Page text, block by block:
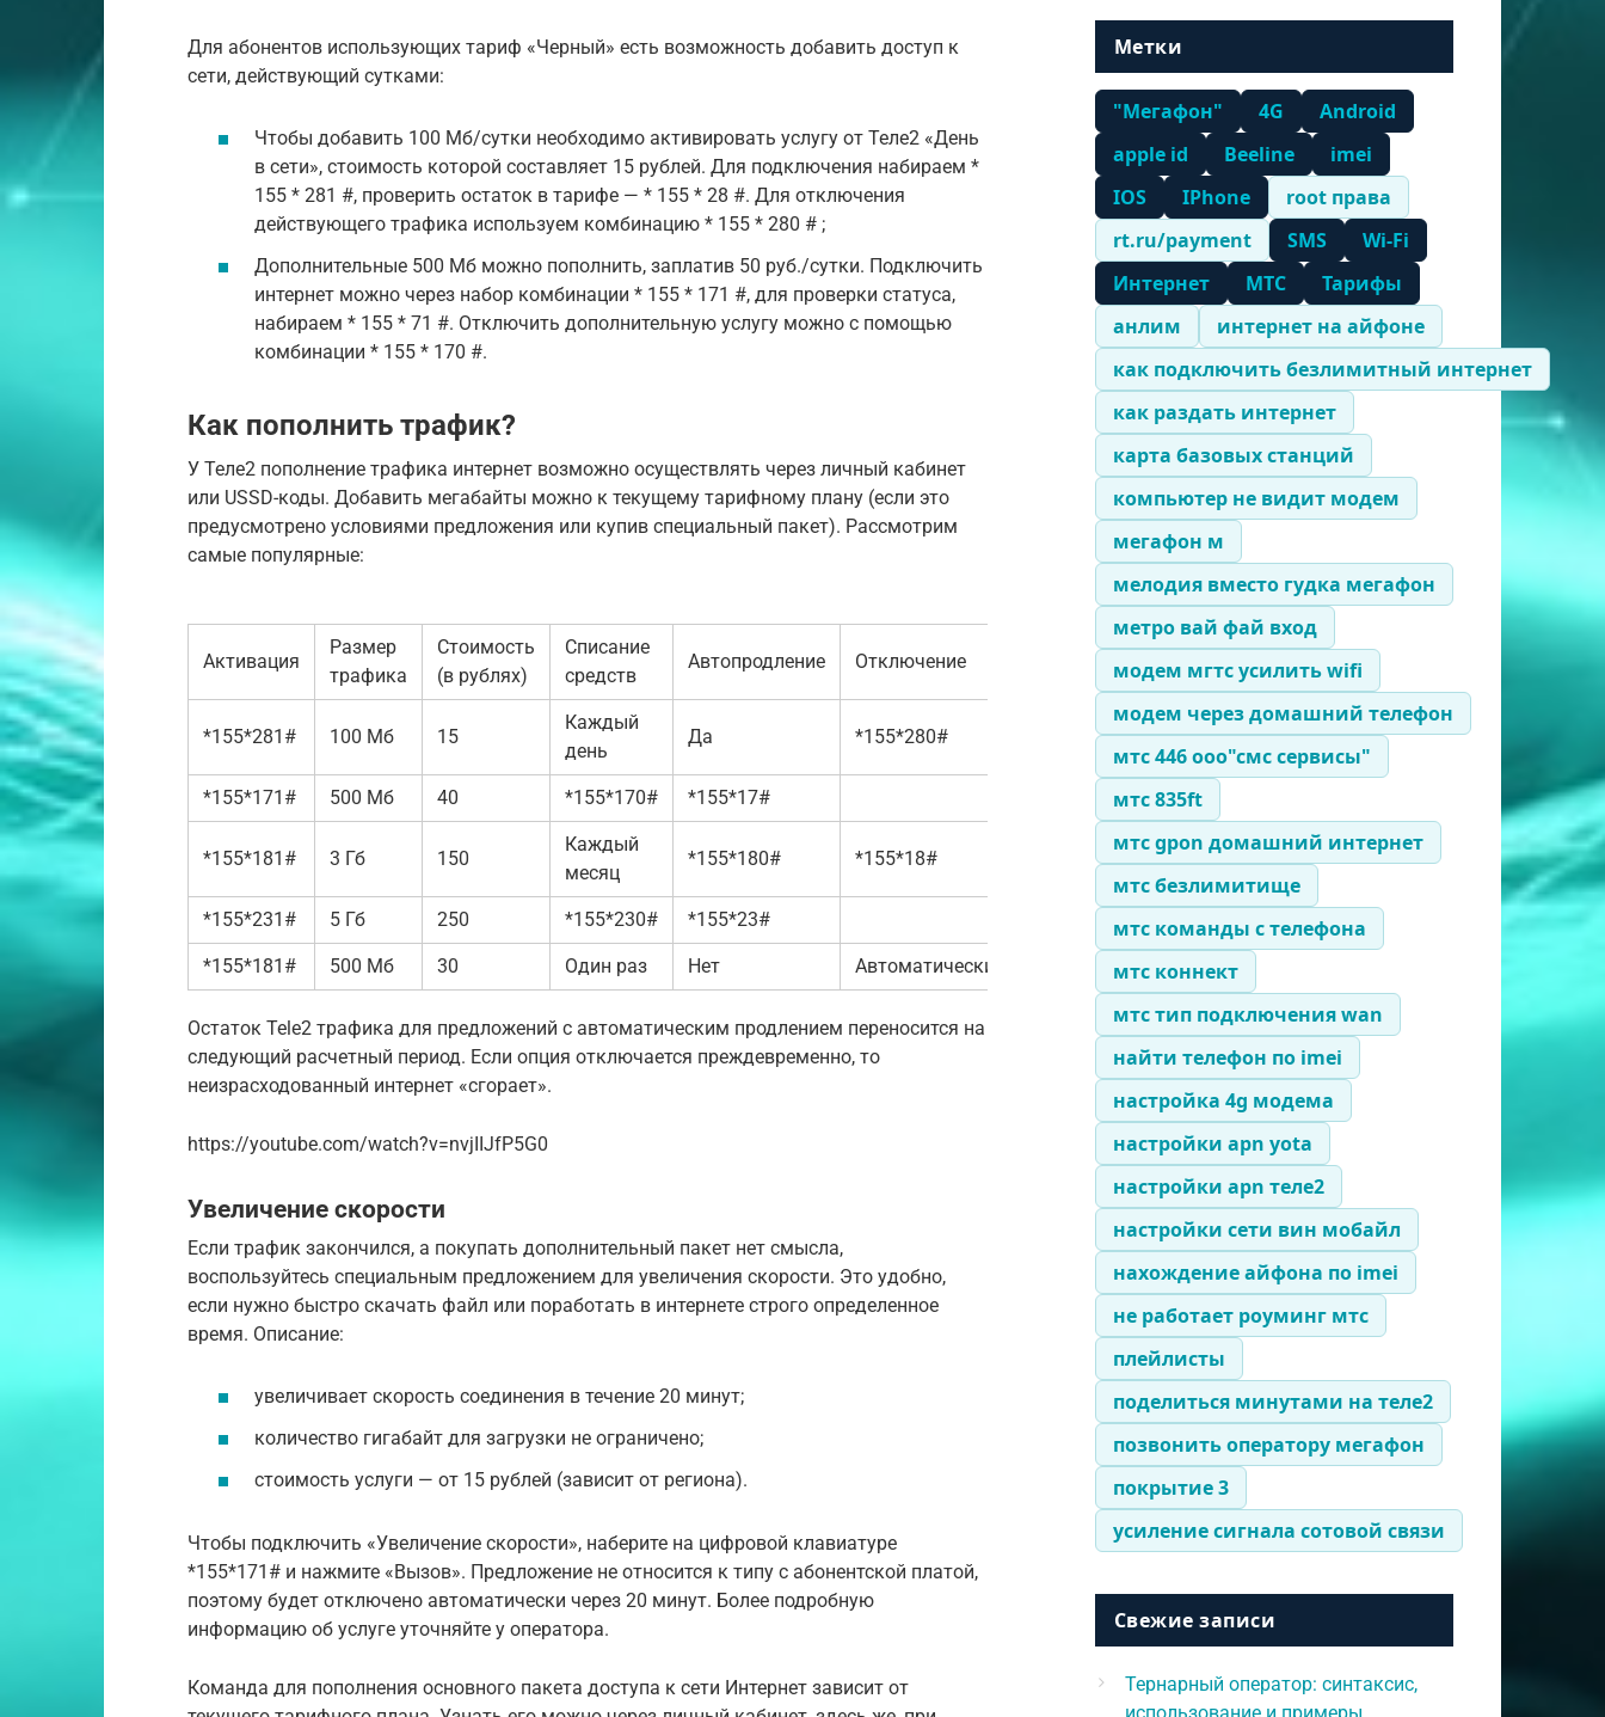
Для абонентов использующих тариф «Черный» есть возможность добавить доступ к
сети, действующий сутками:
Чтобы добавить 100 Мб/сутки необходимо активировать услугу от Теле2 «День
в сети», стоимость которой составляет 15 рублей. Для подключения набираем *
155 * 281 #, проверить остаток в тарифе — * 155 * 28 #. Для отключения
действующего трафика используем комбинацию * 155 * 280 # ;
Дополнительные 500 Мб можно пополнить, заплатив 50 руб./сутки. Подключить
интернет можно через набор комбинации * 155 * 171 #, для проверки статуса,
набираем * 155 * 71 #. Отключить дополнительную услугу можно с помощью
комбинации * 155 * 170 #.
Как пополнить трафик?
У Теле2 пополнение трафика интернет возможно осуществлять через личный кабинет
или USSD-коды. Добавить мегабайты можно к текущему тарифному плану (если это
предусмотрено условиями предложения или купив специальный пакет). Рассмотрим
самые популярные:
Активация
Размер
трафика
Стоимость
(в рублях)
Списание
средств
Автопродление Отключение
*155*281# 100 Мб 15
Каждый
день
Да *155*280# *155*28#
*155*171# 500 Мб 40 *155*170# *155*17#
*155*181# 3 Гб 150
Каждый
месяц
*155*180# *155*18#
*155*231# 5 Гб 250 *155*230# *155*23#
*155*181# 500 Мб 30 Один раз Нет Автоматически
Остаток Tele2 трафика для предложений с автоматическим продлением переносится на
следующий расчетный период. Если опция отключается преждевременно, то
неизрасходованный интернет «сгорает».
https://youtube.com/watch?v=nvjIIJfP5G0
Увеличение скорости
Если трафик закончился, а покупать дополнительный пакет нет смысла,
воспользуйтесь специальным предложением для увеличения скорости. Это удобно,
если нужно быстро скачать файл или поработать в интернете строго определенное
время. Описание:
увеличивает скорость соединения в течение 20 минут;
количество гигабайт для загрузки не ограничено;
стоимость услуги — от 15 рублей (зависит от региона).
Чтобы подключить «Увеличение скорости», наберите на цифровой клавиатуре
*155*171# и нажмите «Вызов». Предложение не относится к типу с абонентской платой,
поэтому будет отключено автоматически через 20 минут. Более подробную
информацию об услуге уточняйте у оператора.
Команда для пополнения основного пакета доступа к сети Интернет зависит от
Метки
"Мегафон" 4G
Android
apple id
Beeline
imei
IOS
IPhone
root права
rt.ru/payment
SMS
Wi-Fi
Интернет
МТС
Тарифы
анлим
интернет на айфоне
как подключить безлимитный интернет
как раздать интернет
карта базовых станций
компьютер не видит модем
мегафон м
мелодия вместо гудка мегафон
метро вай фай вход
модем мгтс усилить wifi
модем через домашний телефон
мтс 446 ооо"смс сервисы"
мтс 835ft
мтс gpon домашний интернет
мтс безлимитище
мтс команды с телефона
мтс коннект
мтс тип подключения wan
найти телефон по imei
настройка 4g модема
настройки apn yota
настройки apn теле2
настройки сети вин мобайл
нахождение айфона по imei
не работает роуминг мтс
плейлисты
поделиться минутами на теле2
позвонить оператору мегафон
покрытие 3
усиление сигнала сотовой связи
Свежие записи
Тернарный оператор: синтаксис,